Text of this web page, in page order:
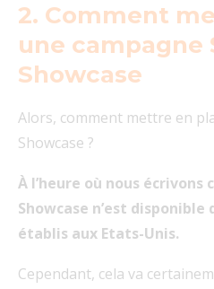
2. Comment
une campagne
Showcase
Alors, comment mettre en
Showcase ?
À l’heure où nous
Showcase n’est
établis aux Etats-Unis.
Cependant, cela va